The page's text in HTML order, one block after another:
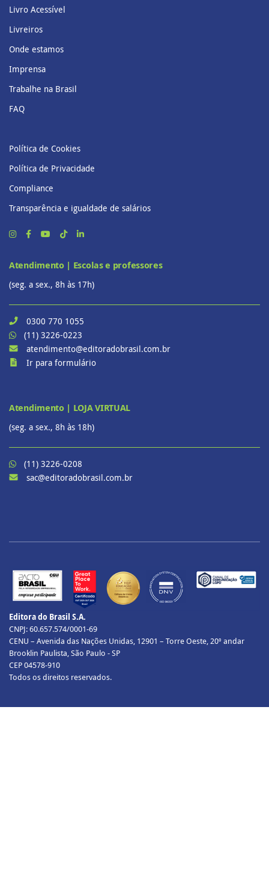
Livro Acessível
Livreiros
Onde estamos
Imprensa
Trabalhe na Brasil
FAQ
Política de Cookies
Política de Privacidade
Compliance
Transparência e igualdade de salários
Atendimento | Escolas e professores
(seg. a sex., 8h às 17h)
0300 770 1055
(11) 3226-0223
atendimento@editoradobrasil.com.br
Ir para formulário
Atendimento | LOJA VIRTUAL
(seg. a sex., 8h às 18h)
(11) 3226-0208
sac@editoradobrasil.com.br
Editora do Brasil S.A.
CNPJ: 60.657.574/0001-69
CENU – Avenida das Nações Unidas, 12901 – Torre Oeste, 20º andar
Brooklin Paulista, São Paulo - SP
CEP 04578-910
Todos os direitos reservados.